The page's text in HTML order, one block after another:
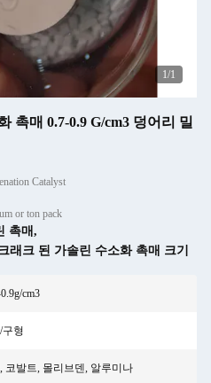
1/1
촉매 0.7-0.9 G/cm3 덩어리 밀
Catalyst
or ton pack
촉매 ,
래크 된 가솔린 수소화 촉매 크기
cm3
구형
코발트, 몰리브덴, 알루미나